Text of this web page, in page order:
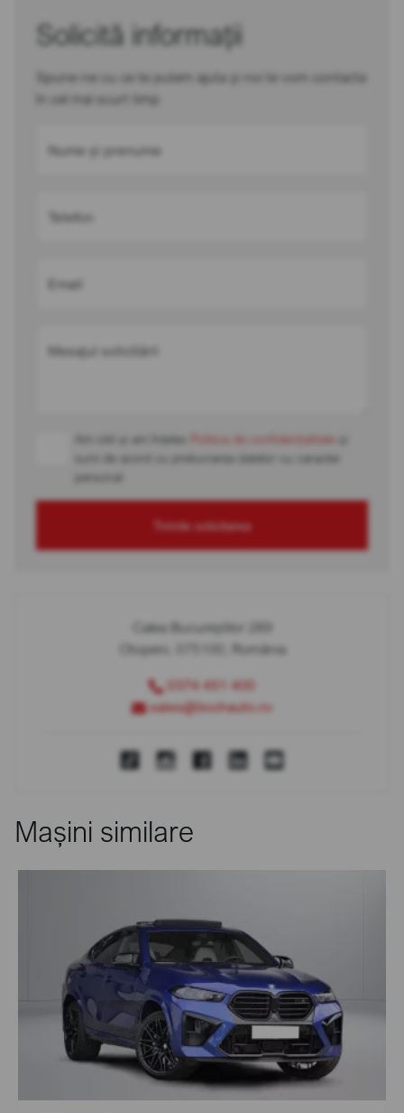
Solicită informații
Spune-ne cu ce te putem ajuta și noi te vom contacta
în cel mai scurt timp
Nume și prenume
Telefon
Email
Mesajul solicitării
Am citit și am înțeles Politica de confidențialitate
sunt de acord cu prelucrarea datelor cu caracter
personal
Trimite solicitarea
Calea Bucureștilor 289
Otopeni, 075100, România
0374 451 400
sales@bcchauto.ro
Mașini similare